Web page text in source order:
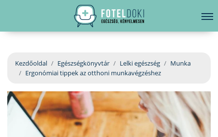
EGÉSZSÉGKÖNYVTÁR
BETEGSÉGKALAUZ
ÜGYELETKERESŐ
ORVOS VÁLASZOL
hirdetés
Kezdőoldal Egészségkönyvtár Lelki egészség
Munka
Ergonómiai tippek az otthoni munkavégzéshez